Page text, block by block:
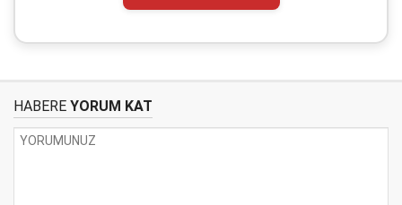
HABERE YORUM KAT